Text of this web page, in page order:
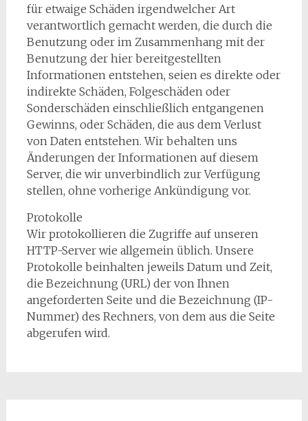
für etwaige Schäden irgendwelcher Art
verantwortlich gemacht werden, die durch die
Benutzung oder im Zusammenhang mit der
Benutzung der hier bereitgestellten
Informationen entstehen, seien es direkte oder
indirekte Schäden, Folgeschäden oder
Sonderschäden einschließlich entgangenen
Gewinns, oder Schäden, die aus dem Verlust
von Daten entstehen. Wir behalten uns
Änderungen der Informationen auf diesem
Server, die wir unverbindlich zur Verfügung
stellen, ohne vorherige Ankündigung vor.
Protokolle
Wir protokollieren die Zugriffe auf unseren
HTTP-Server wie allgemein üblich. Unsere
Protokolle beinhalten jeweils Datum und Zeit,
die Bezeichnung (URL) der von Ihnen
angeforderten Seite und die Bezeichnung (IP-
Nummer) des Rechners, von dem aus die Seite
abgerufen wird.